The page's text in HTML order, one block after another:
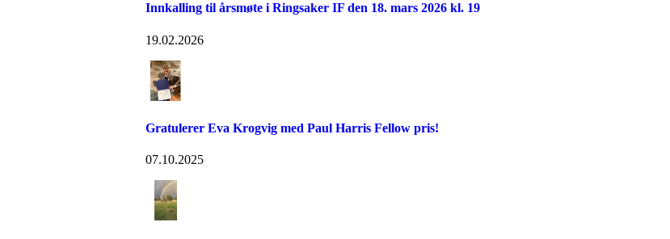
Innkalling til årsmøte i Ringsaker IF den 18. mars 2026 kl. 19
19.02.2026
Gratulerer Eva Krogvig med Paul Harris Fellow pris!
07.10.2025